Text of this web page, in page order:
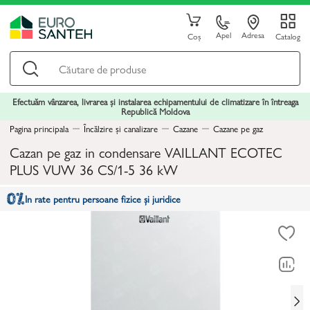
Coș Apel Adresa Catalog
Efectuăm vânzarea, livrarea și instalarea echipamentului de climatizare în întreaga
Republică Moldova
Pagina principala
Încălzire și canalizare Cazane Cazane pe gaz
Cazan pe gaz in condensare VAILLANT ECOTEC
PLUS VUW 36 CS/1-5 36 kW
In rate pentru persoane fizice și juridice